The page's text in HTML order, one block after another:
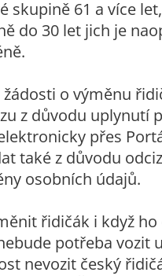
skupině 61 a více
do 30 let jich je
o výměnu
z důvodu uplynutí
přes
také z důvodu
osobních údajů.
řidičák i když ho
potřeba vozit
nevozit český